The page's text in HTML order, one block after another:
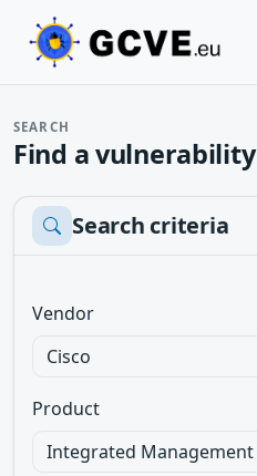
SEARCH
Find a vulnerability
Search criteria
Vendor
Product